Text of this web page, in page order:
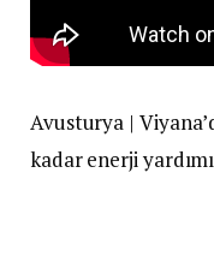
Avusturya |
kadar enerji